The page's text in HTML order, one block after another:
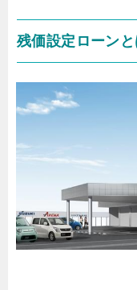
残価設定ローンと